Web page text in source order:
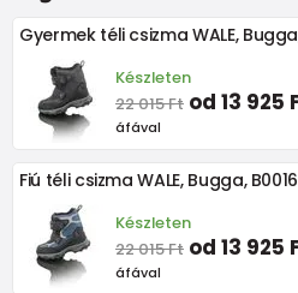
Gyermek téli csizma WALE,
Készleten
22 015 Ft od 13 925
áfával
Fiú téli csizma WALE, Bugga,
Készleten
22 015 Ft od 13 925
áfával